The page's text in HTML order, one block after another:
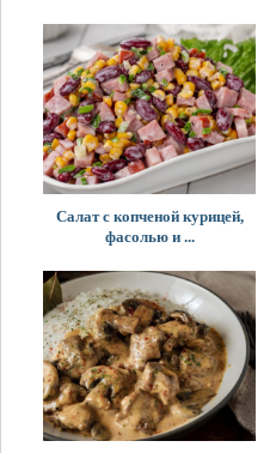
Салат с копченой курицей,
фасолью и ...